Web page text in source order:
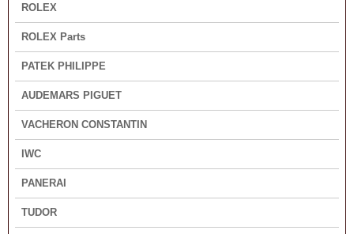
ROLEX
ROLEX Parts
PATEK PHILIPPE
AUDEMARS PIGUET
VACHERON CONSTANTIN
IWC
PANERAI
TUDOR